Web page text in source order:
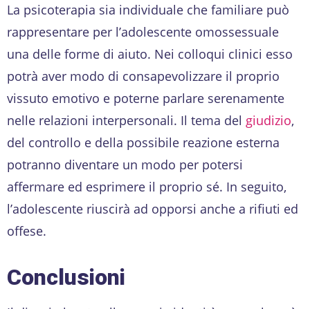
La psicoterapia sia individuale che familiare può
rappresentare per l’adolescente omossessuale
una delle forme di aiuto. Nei colloqui clinici esso
potrà aver modo di consapevolizzare il proprio
vissuto emotivo e poterne parlare serenamente
nelle relazioni interpersonali. Il tema del giudizio,
del controllo e della possibile reazione esterna
potranno diventare un modo per potersi
affermare ed esprimere il proprio sé. In seguito,
l’adolescente riuscirà ad opporsi anche a rifiuti ed
offese.
Conclusioni